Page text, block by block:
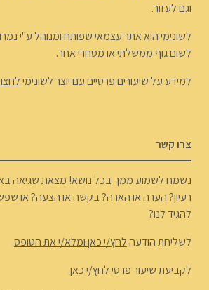
וגם לעזור.
לשונימי הוא אתר עצמאי שפותח ומנוהל ע"י נמרוד
לשום גוף ממשלתי או מסחרי אחר.
למידע על שיעורים פרטיים עם יוצר לשונימי
צרו קשר
נשמח לשמוע ממך בכל נושא! מצאת שגיאה
רעיון? הערה או הארה? בקשה או הצעה? או
להגיד לנו?
לשליחת הודעהלחץ/י כאן ומלא/י את הטופס.
לקביעת שיעור פרטילחץ/י כאן.